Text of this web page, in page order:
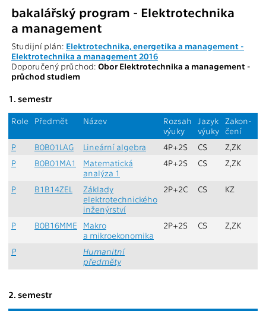
bakalářský program - Elektrotechnika
a management
Studijní plán: Elektrotechnika, energetika a management -
Elektrotechnika a management 2016
Doporučený průchod: Obor Elektrotechnika a management -
průchod studiem
1. semestr
Role Předmět Název
Rozsah
výuky
Jazyk
výuky
Zakon-
čení
P B0B01LAG Lineární algebra 4P+2S CS Z,ZK
P
B0B01MA1
Matematická
analýza 1
4P+2S CS Z,ZK
P B1B14ZEL
Základy
elektrotechnického
inženýrství
2P+2C CS KZ
P B0B16MME
Makro
a mikroekonomika
2P+2S CS Z,ZK
P
Humanitní
předměty
2. semestr